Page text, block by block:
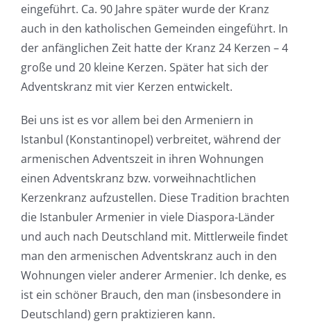
eingeführt. Ca. 90 Jahre später wurde der Kranz
auch in den katholischen Gemeinden eingeführt. In
der anfänglichen Zeit hatte der Kranz 24 Kerzen – 4
große und 20 kleine Kerzen. Später hat sich der
Adventskranz mit vier Kerzen entwickelt.
Bei uns ist es vor allem bei den Armeniern in
Istanbul (Konstantinopel) verbreitet, während der
armenischen Adventszeit in ihren Wohnungen
einen Adventskranz bzw. vorweihnachtlichen
Kerzenkranz aufzustellen. Diese Tradition brachten
die Istanbuler Armenier in viele Diaspora-Länder
und auch nach Deutschland mit. Mittlerweile findet
man den armenischen Adventskranz auch in den
Wohnungen vieler anderer Armenier. Ich denke, es
ist ein schöner Brauch, den man (insbesondere in
Deutschland) gern praktizieren kann.